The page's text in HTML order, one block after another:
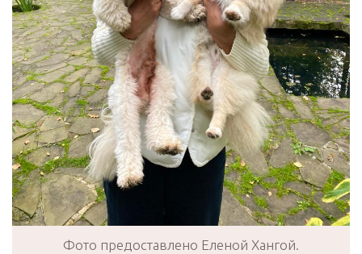
Фото предоставлено Еленой Хангой.